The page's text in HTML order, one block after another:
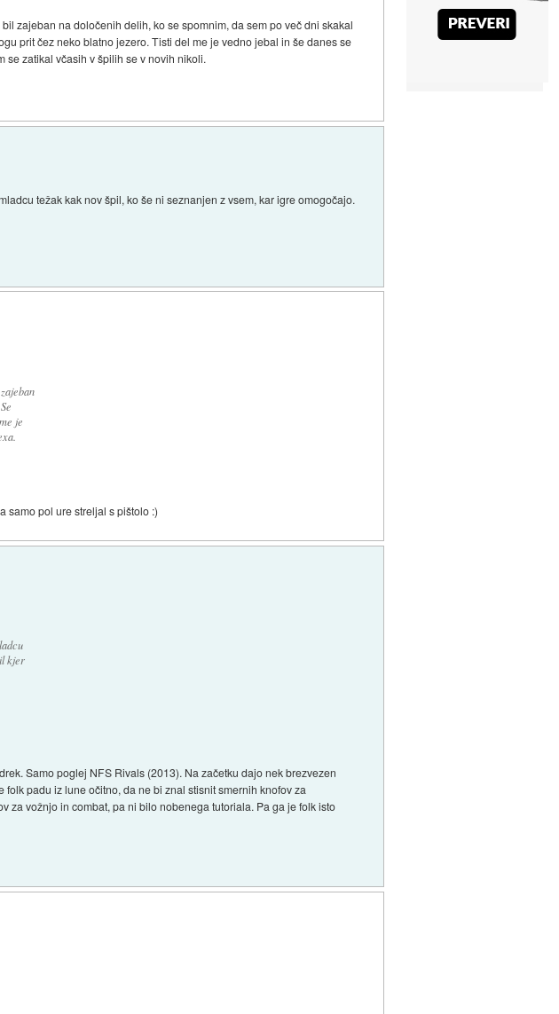
zajeban na določenih delih, ko se spomnim, da sem po več dni skakal
prit čez neko blatno jezero. Tisti del me je vedno jebal in še danes se
se zatikal včasih v špilih se v novih nikoli.
težak kak nov špil, ko še ni seznanjen z vsem, kar igre omogočajo.
je
samo pol ure streljal s pištolo :)
kjer
Samo poglej NFS Rivals (2013). Na začetku dajo nek brezvezen
padu iz lune očitno, da ne bi znal stisnit smernih knofov za
za vožnjo in combat, pa ni bilo nobenega tutoriala. Pa ga je folk isto